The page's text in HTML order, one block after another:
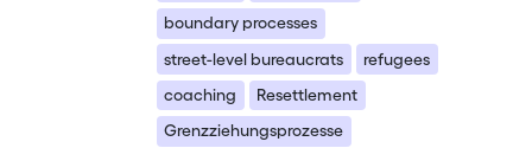
boundary processes
street-level bureaucrats
refugees
coaching
Resettlement
Grenzziehungsprozesse